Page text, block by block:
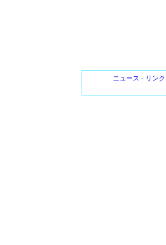
ニュース - リンク